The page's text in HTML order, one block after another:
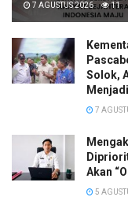
7 AGUSTUS 2026 11
Solok,
7
Akan
5